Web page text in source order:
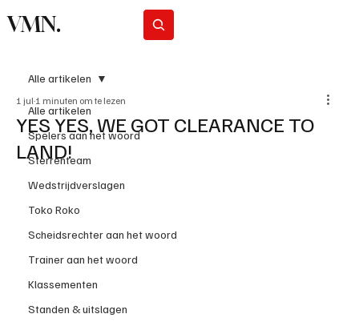
VMN.
Alle artikelen
Spelers aan het woord
Sterrenteam
Wedstrijdverslagen
Toko Roko
Scheidsrechter aan het woord
Trainer aan het woord
Klassementen
Standen & uitslagen
Alle artikelen
YES YES, WE GOT CLEARANCE TO
LAND!
1 jul 1 minuten om te lezen